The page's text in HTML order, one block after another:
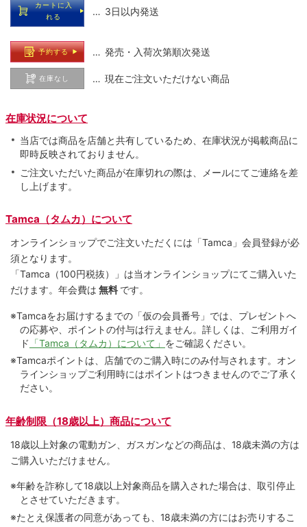
カートに入
れる
… 3日以内発送
予約する … 発売・入荷次第順次発送
在庫なし … 現在ご注文いただけない商品
在庫状況について
当店では商品を店舗と共有しているため、在庫状況が掲載商品に
即時反映されておりません。
ご注文いただいた商品が在庫切れの際は、メールにてご連絡を差
し上げます。
Tamca（タムカ）について
オンラインショップでご注⽂いただくには「Tamca」会員登録が必
須となります。
「Tamca （100円税抜）
」は当オンラインショップにてご購⼊いた
だけます。 年会費は 無料 です。
※Tamcaをお届けするまでの「仮の会員番号」では、プレゼントへ
の応募や、ポイントの付与は⾏えません。詳しくは、ご利⽤ガイ
ド 「Tamca（タムカ）について」 をご確認ください。
※Tamcaポイントは、店舗でのご購⼊時にのみ付与されます。オン
ラインショップご利用時にはポイントはつきませんのでご了承く
ださい。
年齢制限（18歳以上）商品について
18歳以上対象の電動ガン、ガスガンなどの商品は、18歳未満の方は
ご購入いただけません。
※年齢を詐称して18歳以上対象商品を購入された場合は、取引停止
とさせていただきます。
※たとえ保護者の同意があっても、18歳未満の方にはお売りするこ